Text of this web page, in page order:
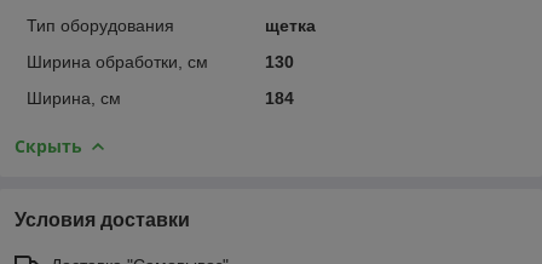
Тип оборудования
щетка
Ширина обработки, см
130
Ширина, см
184
Скрыть
Условия доставки